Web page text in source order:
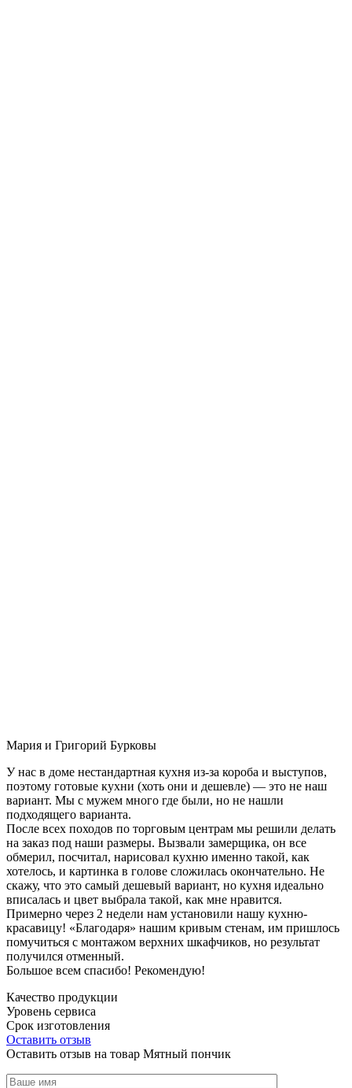
Мария и Григорий Бурковы
У нас в доме нестандартная кухня из-за короба и выступов,
поэтому готовые кухни (хоть они и дешевле) — это не наш
вариант. Мы с мужем много где были, но не нашли
подходящего варианта.
После всех походов по торговым центрам мы решили делать
на заказ под наши размеры. Вызвали замерщика, он все
обмерил, посчитал, нарисовал кухню именно такой, как
хотелось, и картинка в голове сложилась окончательно. Не
скажу, что это самый дешевый вариант, но кухня идеально
вписалась и цвет выбрала такой, как мне нравится.
Примерно через 2 недели нам установили нашу кухню-
красавицу! «Благодаря» нашим кривым стенам, им пришлось
помучиться с монтажом верхних шкафчиков, но результат
получился отменный.
Большое всем спасибо! Рекомендую!
Качество продукции
Уровень сервиса
Срок изготовления
Оставить отзыв
Оставить отзыв на товар Мятный пончик